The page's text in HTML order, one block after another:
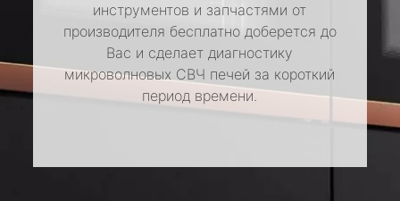
инструментов и запчастями от
производителя бесплатно доберется до
Вас и сделает диагностику
микроволновых СВЧ печей за короткий
период времени.